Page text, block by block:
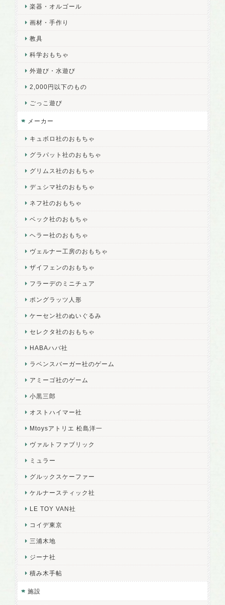
楽器・オルゴール
画材・手作り
教具
科学おもちゃ
外遊び・水遊び
2,000円以下のもの
ごっこ遊び
メーカー
キュボロ社のおもちゃ
グラパット社のおもちゃ
グリムス社のおもちゃ
デュシマ社のおもちゃ
ネフ社のおもちゃ
ベック社のおもちゃ
ヘラー社のおもちゃ
ヴェルナー工房のおもちゃ
ザイフェンのおもちゃ
フラーデのミニチュア
ポングラッツ人形
ケーセン社のぬいぐるみ
セレクタ社のおもちゃ
HABAハバ社
ラベンスバーガー社のゲーム
アミーゴ社のゲーム
小黒三郎
オストハイマー社
Mtoysアトリエ 松島洋一
ヴァルトファブリック
ミュラー
グルックスケーファー
ケルナースティック社
LE TOY VAN社
コイデ東京
三浦木地
ジーナ社
積み木手帖
施設